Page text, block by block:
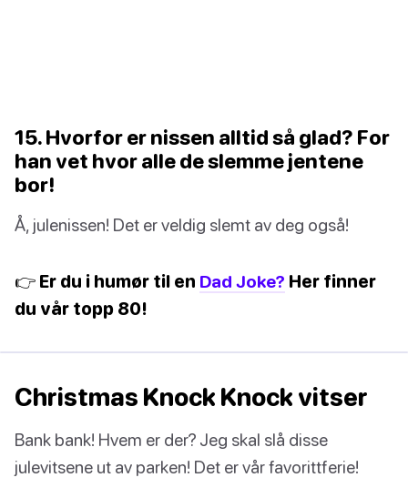
15. Hvorfor er nissen alltid så glad? For
han vet hvor alle de slemme jentene
bor!
Å, julenissen! Det er veldig slemt av deg også!
👉 Er du i humør til en Dad Joke? Her finner
du vår topp 80!
Christmas Knock Knock vitser
Bank bank! Hvem er der? Jeg skal slå disse
julevitsene ut av parken! Det er vår favorittferie!